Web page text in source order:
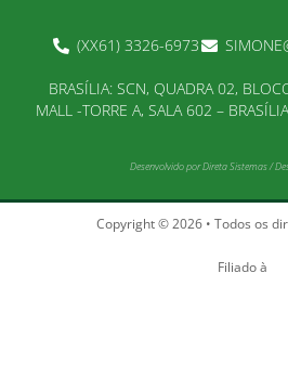
(XX61) 3326-6973
BRASÍLIA: SCN, QUADRA 02,
MALL -TORRE A, SALA 602 –
Desenvolvido porDireta Sistemas/
Copyright © 2026 • Todos os
Filiado à